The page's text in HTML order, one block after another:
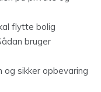
flytte bolig
bruger
sikker opbevaring